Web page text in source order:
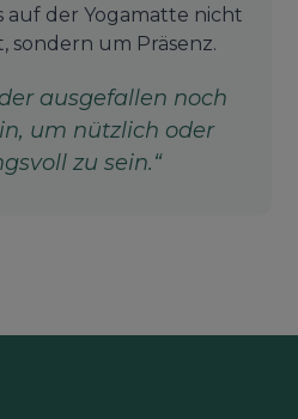
auf der Yogamatte nicht
sondern um Präsenz.
ausgefallen noch
um nützlich oder
zu sein.“